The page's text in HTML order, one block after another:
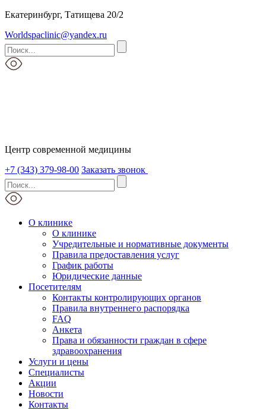
Екатеринбург, Татищева 20/2
Worldspaclinic@yandex.ru
Центр современной медицины
+7 (343) 379-98-00 Заказать звонок
О клинике
О клинике
Учредительные и нормативные документы
Правила предоставления услуг
График работы
Юридические данные
Посетителям
Контакты контролирующих органов
Правила внутреннего распорядка
FAQ
Анкета
Права и обязанности граждан в сфере
здравоохранения
Услуги и цены
Специалисты
Акции
Новости
Контакты